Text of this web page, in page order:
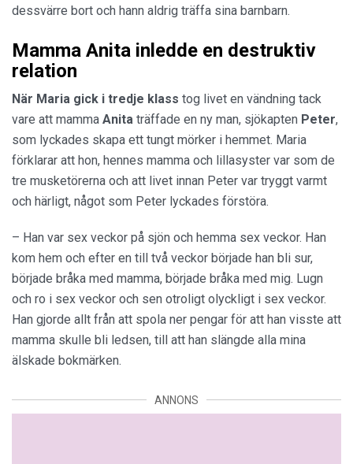
dessvärre bort och hann aldrig träffa sina barnbarn.
Mamma Anita inledde en destruktiv
relation
När Maria gick i tredje klass tog livet en vändning tack
vare att mamma Anita träffade en ny man, sjökapten Peter,
som lyckades skapa ett tungt mörker i hemmet. Maria
förklarar att hon, hennes mamma och lillasyster var som de
tre musketörerna och att livet innan Peter var tryggt varmt
och härligt, något som Peter lyckades förstöra.
– Han var sex veckor på sjön och hemma sex veckor. Han
kom hem och efter en till två veckor började han bli sur,
började bråka med mamma, började bråka med mig. Lugn
och ro i sex veckor och sen otroligt olyckligt i sex veckor.
Han gjorde allt från att spola ner pengar för att han visste att
mamma skulle bli ledsen, till att han slängde alla mina
älskade bokmärken.
ANNONS